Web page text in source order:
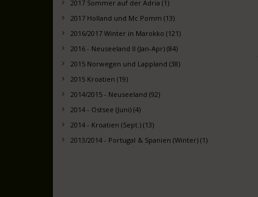
2017 Sommer auf der Adria (1)
2017 Holland und Mc Pomm (13)
2016/2017 Winter in Marokko (121)
2016 - Neuseeland II (Jan-Apr) (84)
2015 Norwegen und Lappland (38)
2015 Kroatien (19)
2014/2015 - Neuseeland (92)
2014 - Ostsee (Juni) (4)
2014 - Kroatien (Sept.) (13)
2013/2014 - Portugal & Spanien (Winter) (1)